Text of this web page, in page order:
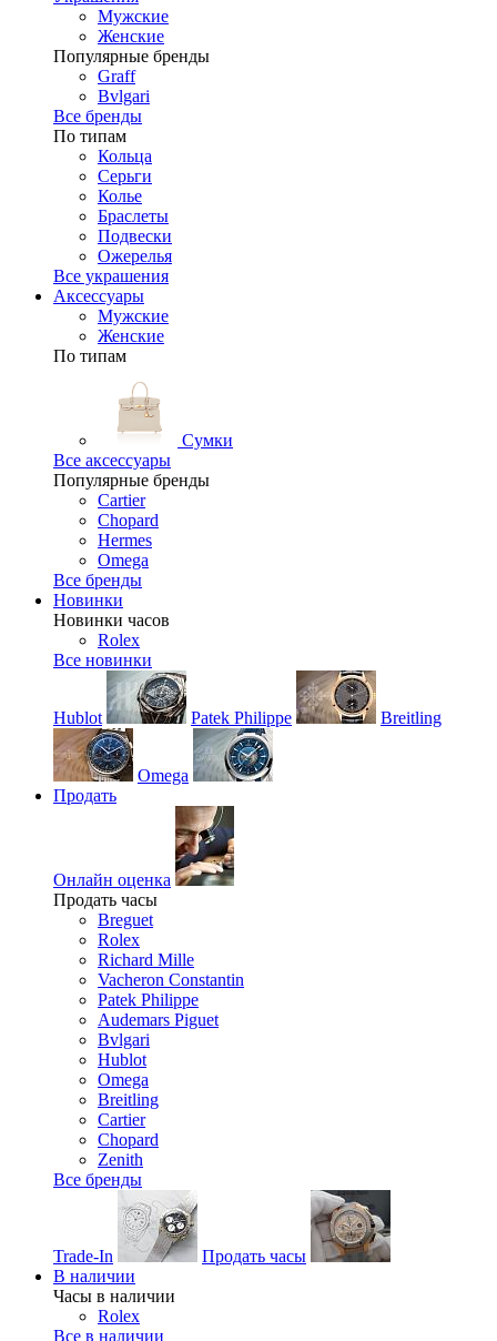
Мужские
Женские
Популярные бренды
Graff
Bvlgari
Все бренды
По типам
Кольца
Серьги
Колье
Браслеты
Подвески
Ожерелья
Все украшения
Аксессуары
Мужские
Женские
По типам
Сумки
Все аксессуары
Популярные бренды
Cartier
Chopard
Hermes
Omega
Все бренды
Новинки
Новинки часов
Rolex
Все новинки
Hublot Patek Philippe Breitling
Omega
Продать
Онлайн оценка
Продать часы
Breguet
Rolex
Richard Mille
Vacheron Constantin
Patek Philippe
Audemars Piguet
Bvlgari
Hublot
Omega
Breitling
Cartier
Chopard
Zenith
Все бренды
Trade-In
Продать часы
В наличии
Часы в наличии
Rolex
Все в наличии